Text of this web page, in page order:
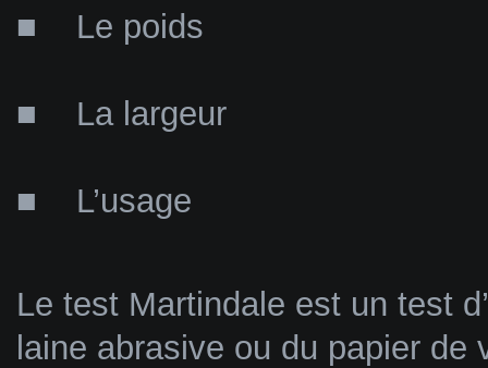
■ Le poids
■ La largeur
■ L’usage
Le test Martindale est un test
laine abrasive ou du papier